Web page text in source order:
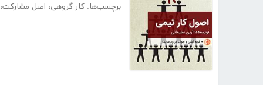
برچسب‌ها: کار گروهی، اصل مشارکت،